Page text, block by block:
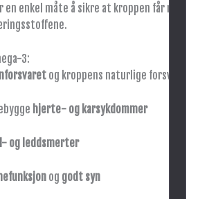
enkel måte å sikre at kroppen får nok
3:
og kroppens naturlige forsvar
hjerte- og karsykdommer
og leddsmerter
og godt syn